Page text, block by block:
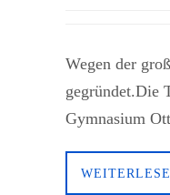
Wegen der
gegründet.Die
Gymnasium